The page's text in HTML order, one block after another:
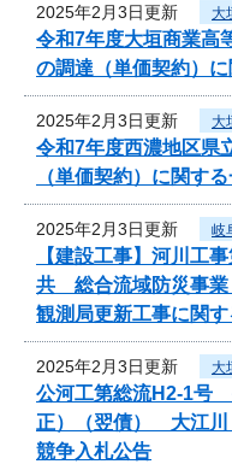
2025年2月3日更新 大
令和7年度大垣商業高
の調達（単価契約）
2025年2月3日更新 大
令和7年度西濃地区県
（単価契約）に関す
2025年2月3日更新 岐
【建設工事】河川工
共 総合流域防災事業
観測局更新工事に関
2025年2月3日更新 大
公河工第総流H2-1号
正）（翌債） 大江
競争入札公告